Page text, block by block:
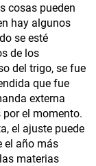
cosas pueden
hay algunos
se esté
de los
del trigo, se fue
que fue
externa
el momento.
el ajuste puede
el año más
materias